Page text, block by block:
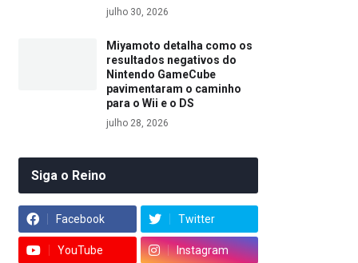
julho 30, 2026
Miyamoto detalha como os
resultados negativos do
Nintendo GameCube
pavimentaram o caminho
para o Wii e o DS
julho 28, 2026
Siga o Reino
Facebook Twitter
YouTube Instagram